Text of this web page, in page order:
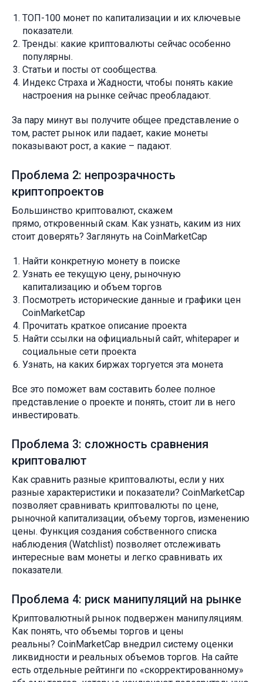
ТОП-100 монет по капитализации и их ключевые
показатели.
Тренды: какие криптовалюты сейчас особенно
популярны.
Статьи и посты от сообщества.
Индекс Страха и Жадности, чтобы понять какие
настроения на рынке сейчас преобладают.
За пару минут вы получите общее представление о
том, растет рынок или падает, какие монеты
показывают рост, а какие – падают.
Проблема 2: непрозрачность
криптопроектов
Большинство криптовалют, скажем
прямо, откровенный скам. Как узнать, каким из них
стоит доверять? Заглянуть на CoinMarketCap
Найти конкретную монету в поиске
Узнать ее текущую цену, рыночную
капитализацию и объем торгов
Посмотреть исторические данные и графики цен
CoinMarketCap
Прочитать краткое описание проекта
Найти ссылки на официальный сайт, whitepaper и
социальные сети проекта
Узнать, на каких биржах торгуется эта монета
Все это поможет вам составить более полное
представление о проекте и понять, стоит ли в него
инвестировать.
Проблема 3: сложность сравнения
криптовалют
Как сравнить разные криптовалюты, если у них
разные характеристики и показатели? CoinMarketCap
позволяет сравнивать криптовалюты по цене,
рыночной капитализации, объему торгов, изменению
цены. Функция создания собственного списка
наблюдения (Watchlist) позволяет отслеживать
интересные вам монеты и легко сравнивать их
показатели.
Проблема 4: риск манипуляций на рынке
Криптовалютный рынок подвержен манипуляциям.
Как понять, что объемы торгов и цены
реальны? CoinMarketCap внедрил систему оценки
ликвидности и реальных объемов торгов. На сайте
есть отдельные рейтинги по «скорректированному»